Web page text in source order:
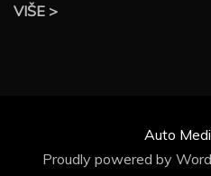
VIŠE >
Auto
Proudly powered by